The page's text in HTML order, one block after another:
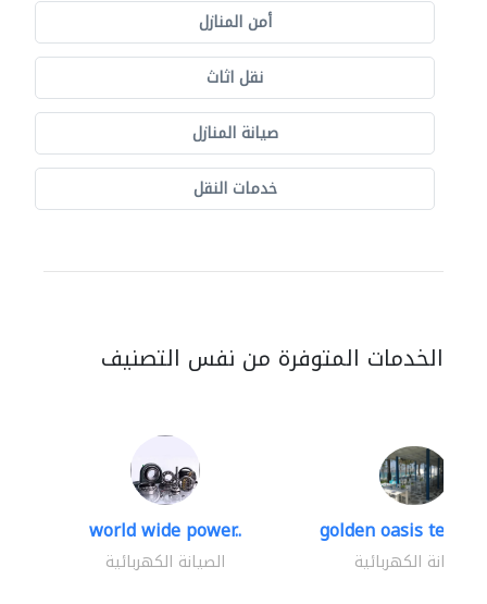
أمن المنازل
نقل اثاث
صيانة المنازل
خدمات النقل
الخدمات المتوفرة من نفس التصنيف
world wide power..
الصيانة الكهربائية
golden oasis
الصيانة الكهربائية